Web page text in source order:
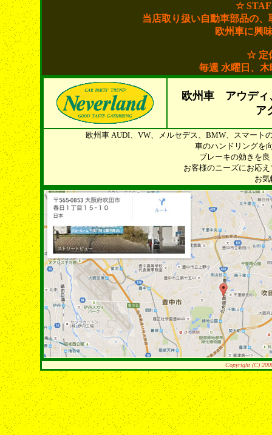
☆
当店取り扱い自動車部品の
欧州車に興
☆ 定
毎週 水曜日、
欧州車 アウディ
ア
欧州車 AUDI、VW、メルセデス、BMW、スマート
車のハンドリングを
ブレーキの効きを
お客様のニーズにお応
お
Copyright (C)